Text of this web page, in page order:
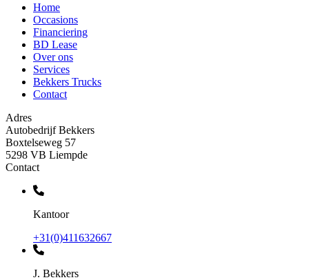
Home
Occasions
Financiering
BD Lease
Over ons
Services
Bekkers Trucks
Contact
Adres
Autobedrijf Bekkers
Boxtelseweg 57
5298 VB Liempde
Contact
Kantoor
+31(0)411632667
J. Bekkers